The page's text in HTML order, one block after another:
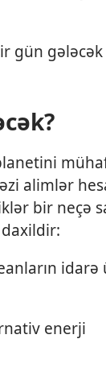
gün
alimlər
bir neçə
idarə
enerji